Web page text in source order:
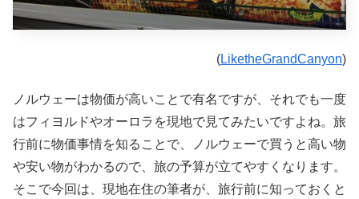
(LiketheGrandCanyon)
ノルウェーは物価が高いことで有名ですが、それでも一度
はフィヨルドやオーロラを現地で見てみたいですよね。旅
行前に物価事情を知ることで、ノルウェーで買うと高い物
や安い物がわかるので、旅の予算が立てやすくなります。
そこで今回は、現地在住の筆者が、旅行前に知っておくと